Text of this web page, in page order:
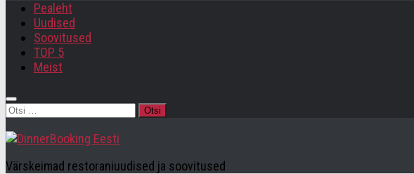
Pealeht
Uudised
Soovitused
TOP 5
Meist
Otsi:
Värskeimad restoraniuudised ja soovitused